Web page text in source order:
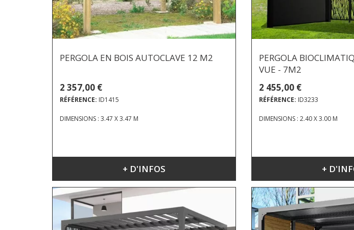
PERGOLA EN BOIS AUTOCLAVE 12 M2
2 357,00 €
RÉFÉRENCE: ID1415
DIMENSIONS : 3.47 X 3.47 M
+ D'INFOS
PERGOLA
VUE - 7M2
2 455,00 €
RÉFÉRENCE: ID3233
DIMENSIONS : 2.40 X 3.00 M
+